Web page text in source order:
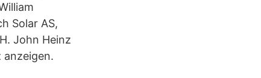
Solar AS,
John Heinz
anzeigen.